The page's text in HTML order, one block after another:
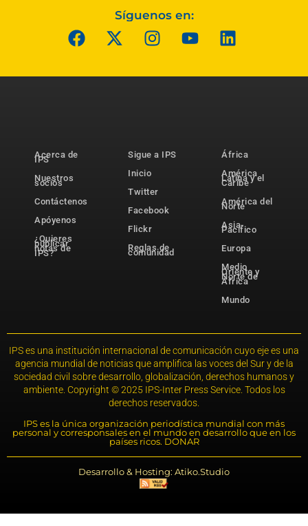
Síguenos en:
Acerca de
IPS
Nuestros
socios
Contáctenos
Apóyenos
¿Quieres
publicar
notas de
IPS?
Sigue a IPS
Inicio
Twitter
Facebook
Flickr
Reglas de
comunidad
África
América
Latina y el
Caribe
América del
Norte
Asia-
Pacífico
Europa
Medio
Oriente y
Norte de
África
Mundo
IPS es una institución internacional de comunicación cuyo eje es una
agencia mundial de noticias que amplifica las voces del Sur y de la
sociedad civil sobre desarrollo, globalización, derechos humanos y
ambiente. Copyright © 2025 IPS-Inter Press Service. Todos los
derechos reservados.
IPS es la única organización periodística mundial con más
personal y corresponsales en el mundo en desarrollo que en los
países ricos. DONAR
Desarrollo & Hosting: Atiko.Studio